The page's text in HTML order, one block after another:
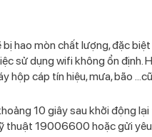
hao mòn chất lượng, đặc
sử dụng wifi không ổn định.
hộp cáp tín hiệu, mưa, bão
10 giây sau khởi động
thuật 19006600 hoặc gửi